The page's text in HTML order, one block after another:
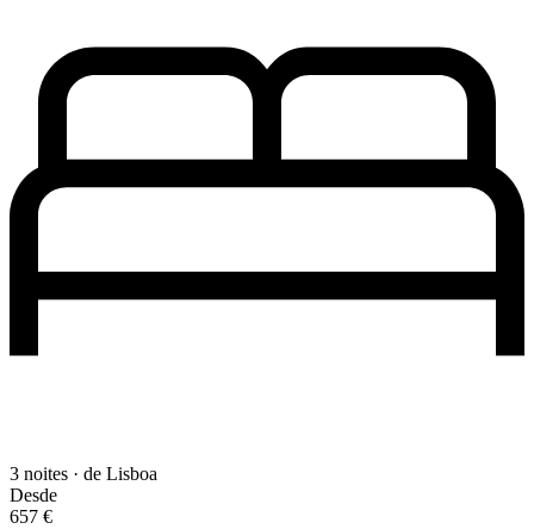
3 noites · de Lisboa
Desde
657 €